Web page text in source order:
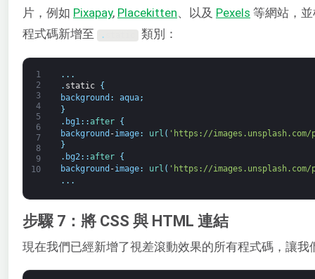
片，例如 Pixapay, Placekitten、以及 Pexels 等網站，
程式碼新增至
. 類別：
1
2
3
4
5
6
7
8
9
10
. . .
. static
{
background : aqua;
}
. bg1 : :after
{
background -image: url ( 'https://images.unsplash.com/
}
. bg2: :after
{
background -image: url ( 'https://images.unsplash.com/
. . .
步驟 7：將 CSS 與 HTML 連結
現在我們已經新增了視差滾動效果的所有程式碼，讓我